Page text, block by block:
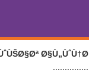
Ø§Ù„ÙˆÙ†Ø´